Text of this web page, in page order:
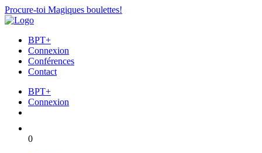
Procure-toi Magiques boulettes!
BPT+
Connexion
Conférences
Contact
BPT+
Connexion
0